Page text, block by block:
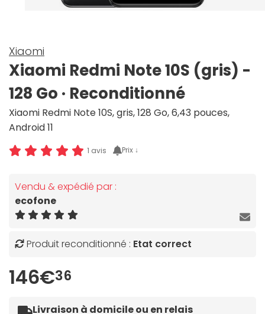
Xiaomi
Xiaomi Redmi Note 10S (gris) -
128 Go · Reconditionné
Xiaomi Redmi Note 10S, gris, 128 Go, 6,43 pouces,
Android 11
1 avis Prix ↓
Vendu & expédié par :
ecofone
Produit reconditionné : Etat correct
146€36
Livraison à domicile ou en relais